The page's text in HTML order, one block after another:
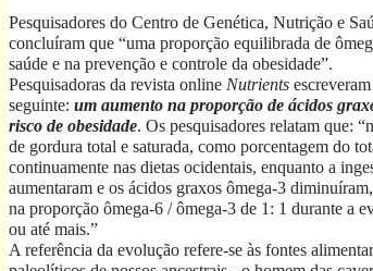
Pesquisadores do Centro de Genética, Nutrição e
concluíram que “uma proporção equilibrada de
saúde e na prevenção e controle da obesidade”.
Pesquisadoras da revista online Nutrients
seguinte: um aumento na proporção de ácidos
risco de obesidade. Os pesquisadores relatam que:
de gordura total e saturada, como porcentagem do
continuamente nas dietas ocidentais, enquanto a
aumentaram e os ácidos graxos ômega-3
na proporção ômega-6 / ômega-3 de 1: 1 durante a
ou até mais.”
A referência da evolução refere-se às fontes